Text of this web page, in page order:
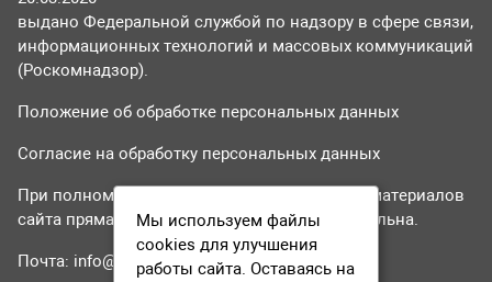
выдано Федеральной службой по надзору в сфере связи,
информационных технологий и массовых коммуникаций
(Роскомнадзор).
Положение об обработке персональных данных
Согласие на обработку персональных данных
При полном или частичном использовании материалов
сайта прямая гиперссылка на tvr24.tv обязательна.
Почта: info@tvr24.tv
Мы используем файлы
cookies для улучшения
работы сайта. Оставаясь на